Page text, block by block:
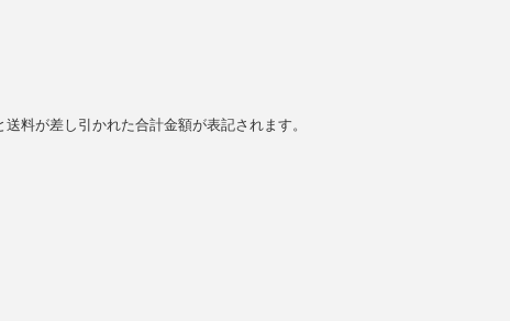
料が差し引かれた合計金額が表記されます。